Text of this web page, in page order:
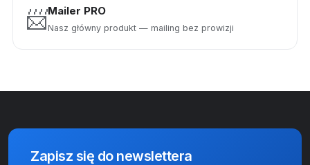
📨Mailer PRO
Nasz główny produkt — mailing bez prowizji
Zapisz się do newslettera